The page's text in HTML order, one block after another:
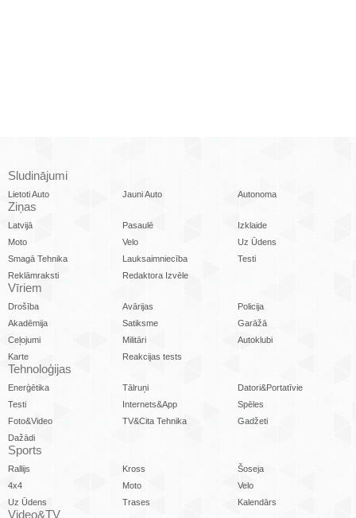
Sludinājumi
Lietoti Auto Jauni Auto Autonoma
Ziņas
Latvijā Pasaulē
Izklaide
Moto
Velo
Uz Ūdens
Smagā Tehnika
Lauksaimniecība
Testi
Reklāmraksti
Redaktora Izvēle
Vīriem
Drošība Avārijas
Policija
Akadēmija
Satiksme
Garāžā
Ceļojumi
Militāri
Autoklubi
Karte
Reakcijas tests
Tehnoloģijas
Enerģētika Tālruņi
Datori&Portatīvie
Testi
Internets&App
Spēles
Foto&Video
TV&Cita Tehnika
Gadžeti
Dažādi
Sports
Rallijs Kross
Šoseja
4x4
Moto
Velo
Uz Ūdens
Trases Kalendārs
Video&TV